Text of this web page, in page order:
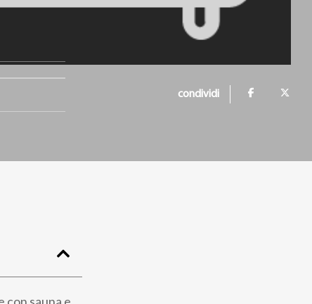
condividi